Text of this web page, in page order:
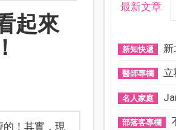
起來
的！其實，現
最新文章
新知快遞
醫師專欄
名人家庭
部落客專欄